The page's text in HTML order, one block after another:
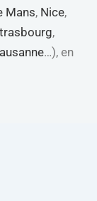
Mans, Nice,
,
…), en